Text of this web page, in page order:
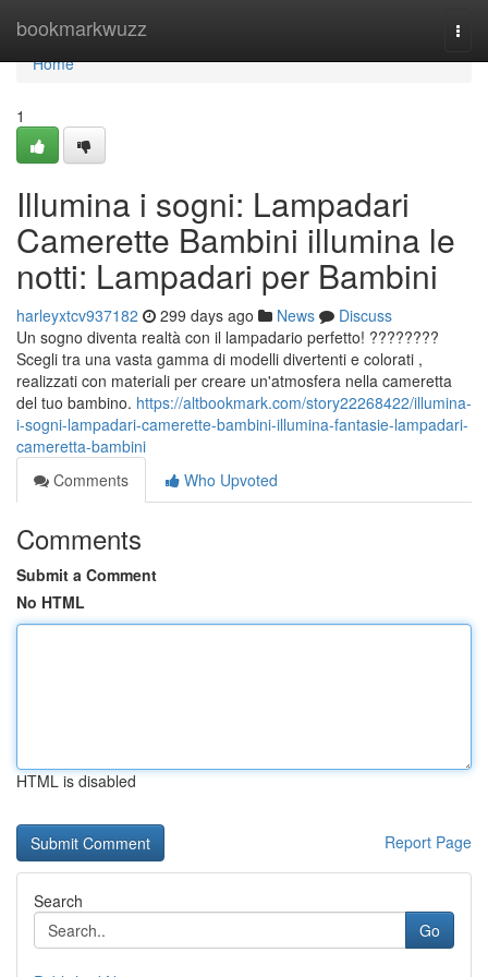
bookmarkwuzz
Home
Home
1
Illumina i sogni: Lampadari
Camerette Bambini illumina le
notti: Lampadari per Bambini
harleyxtcv937182 299 days ago News
Discuss
Un sogno diventa realtà con il lampadario perfetto! ????????
Scegli tra una vasta gamma di modelli divertenti e colorati ,
realizzati con materiali per creare un'atmosfera nella cameretta
del tuo bambino. https://altbookmark.com/story22268422/illumina-
i-sogni-lampadari-camerette-bambini-illumina-fantasie-lampadari-
cameretta-bambini
Comments
Who Upvoted
Comments
Submit a Comment
No HTML
HTML is disabled
Report Page
Search
Go